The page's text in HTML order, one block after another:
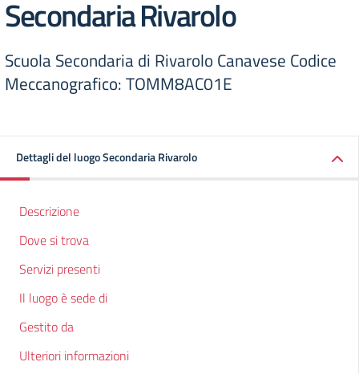
Secondaria Rivarolo
Scuola Secondaria di Rivarolo Canavese Codice
Meccanografico: TOMM8AC01E
Dettagli del luogo Secondaria Rivarolo
Descrizione
Dove si trova
Servizi presenti
Il luogo è sede di
Gestito da
Ulteriori informazioni